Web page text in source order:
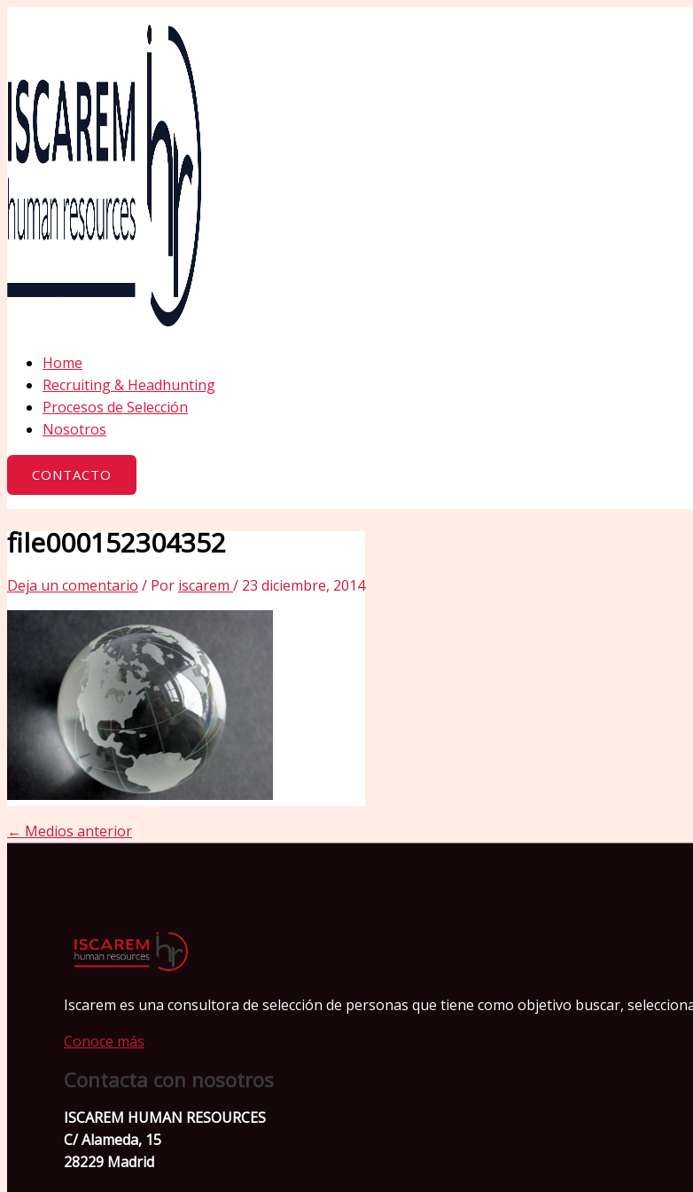
Home
Recruiting & Headhunting
Procesos de Selección
Nosotros
CONTACTO
file000152304352
Deja un comentario / Por iscarem / 23 diciembre, 2014
← Medios anterior
Iscarem es una consultora de selección de personas que tiene como objetivo buscar,
Conoce más
Contacta con nosotros
ISCAREM HUMAN RESOURCES
C/ Alameda, 15
28229 Madrid